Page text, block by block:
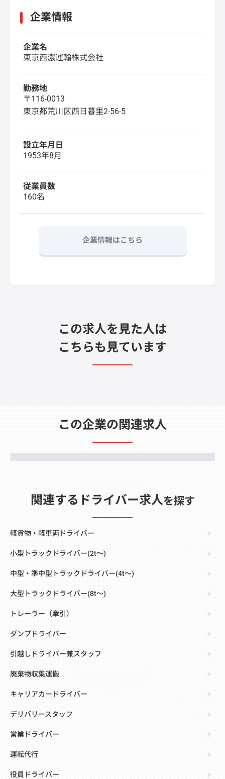
企業情報
企業名
東京西濃運輸株式会社
勤務地
〒116-0013
東京都荒川区西日暮里2-56-5
設立年月日
1953年8月
従業員数
160名
企業情報はこちら
この求人を見た人は
こちらも見ています
この企業の関連求人
関連するドライバー求人を探す
軽貨物・軽車両ドライバー
小型トラックドライバー(2t～)
中型・準中型トラックドライバー(4t～)
大型トラックドライバー(8t～)
トレーラー（牽引）
ダンプドライバー
引越しドライバー兼スタッフ
廃棄物収集運搬
キャリアカードライバー
デリバリースタッフ
営業ドライバー
運転代行
役員ドライバー